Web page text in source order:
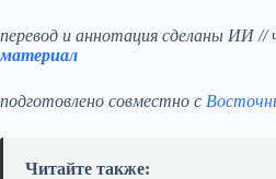
перевод и аннотация сделаны ИИ //
материал
подготовлено совместно с
Читайте также: